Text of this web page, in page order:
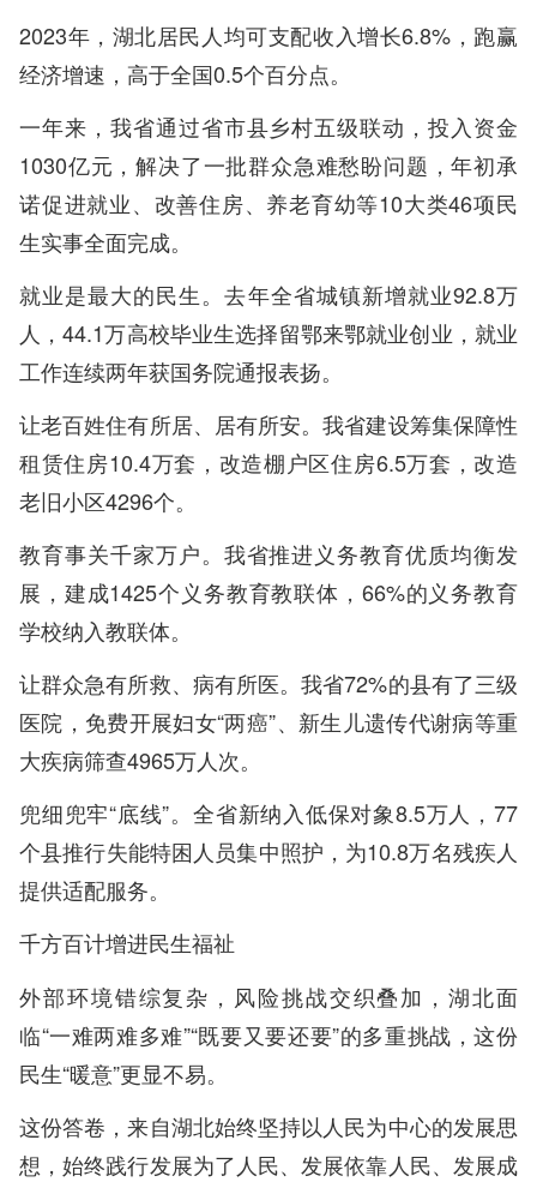
2023年，湖北居民人均可支配收入增长6.8%，跑赢
经济增速，高于全国0.5个百分点。
一年来，我省通过省市县乡村五级联动，投入资金
1030亿元，解决了一批群众急难愁盼问题，年初承
诺促进就业、改善住房、养老育幼等10大类46项民
生实事全面完成。
就业是最大的民生。去年全省城镇新增就业92.8万
人，44.1万高校毕业生选择留鄂来鄂就业创业，就业
工作连续两年获国务院通报表扬。
让老百姓住有所居、居有所安。我省建设筹集保障性
租赁住房10.4万套，改造棚户区住房6.5万套，改造
老旧小区4296个。
教育事关千家万户。我省推进义务教育优质均衡发
展，建成1425个义务教育教联体，66%的义务教育
学校纳入教联体。
让群众急有所救、病有所医。我省72%的县有了三级
医院，免费开展妇女“两癌”、新生儿遗传代谢病等重
大疾病筛查4965万人次。
兜细兜牢“底线”。全省新纳入低保对象8.5万人，77
个县推行失能特困人员集中照护，为10.8万名残疾人
提供适配服务。
千方百计增进民生福祉
外部环境错综复杂，风险挑战交织叠加，湖北面
临“一难两难多难”“既要又要还要”的多重挑战，这份
民生“暖意”更显不易。
这份答卷，来自湖北始终坚持以人民为中心的发展思
想，始终践行发展为了人民、发展依靠人民、发展成